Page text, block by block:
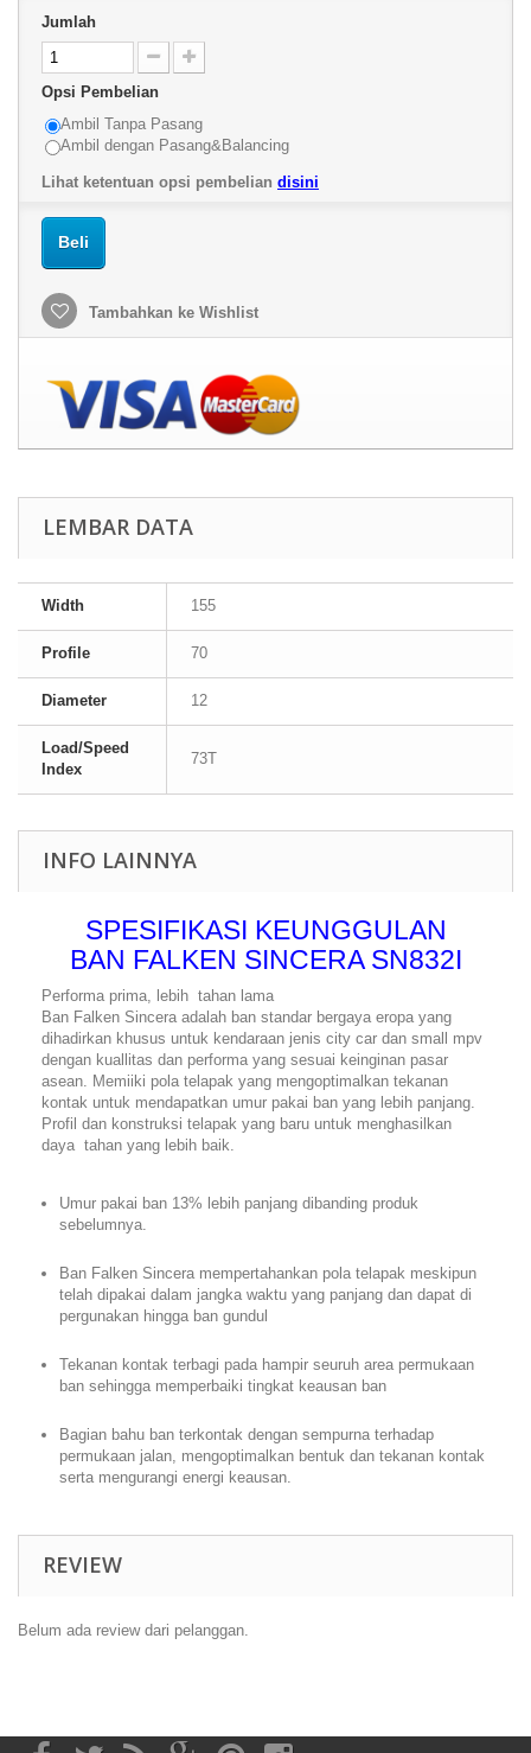
Jumlah
Opsi Pembelian
Ambil Tanpa Pasang
Ambil dengan Pasang&Balancing
Lihat ketentuan opsi pembelian disini
Beli
Tambahkan ke Wishlist
LEMBAR DATA
Width 155
Profile 70
Diameter 12
Load/Speed
Index
73T
INFO LAINNYA
SPESIFIKASI KEUNGGULAN
BAN FALKEN SINCERA SN832I
Performa prima, lebih tahan lama
Ban Falken Sincera adalah ban standar bergaya eropa yang
dihadirkan khusus untuk kendaraan jenis city car dan small mpv
dengan kuallitas dan performa yang sesuai keinginan pasar
asean. Memiiki pola telapak yang mengoptimalkan tekanan
kontak untuk mendapatkan umur pakai ban yang lebih panjang.
Profil dan konstruksi telapak yang baru untuk menghasilkan
daya tahan yang lebih baik.
Umur pakai ban 13% lebih panjang dibanding produk
sebelumnya.
Ban Falken Sincera mempertahankan pola telapak meskipun
telah dipakai dalam jangka waktu yang panjang dan dapat di
pergunakan hingga ban gundul
Tekanan kontak terbagi pada hampir seuruh area permukaan
ban sehingga memperbaiki tingkat keausan ban
Bagian bahu ban terkontak dengan sempurna terhadap
permukaan jalan, mengoptimalkan bentuk dan tekanan kontak
serta mengurangi energi keausan.
REVIEW
Belum ada review dari pelanggan.